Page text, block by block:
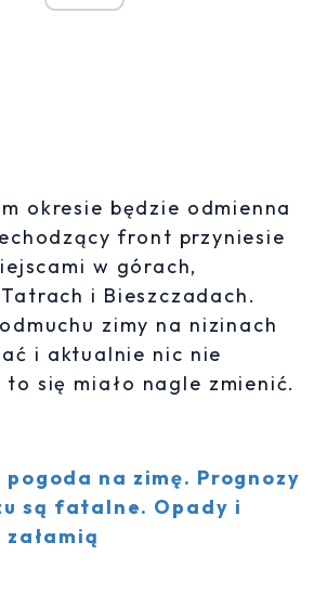
okresie będzie odmienna
front przyniesie
w górach,
i Bieszczadach.
zimy na nizinach
i aktualnie nic nie
się miało nagle zmienić.
pogoda na zimę. Prognozy
są fatalne. Opady i